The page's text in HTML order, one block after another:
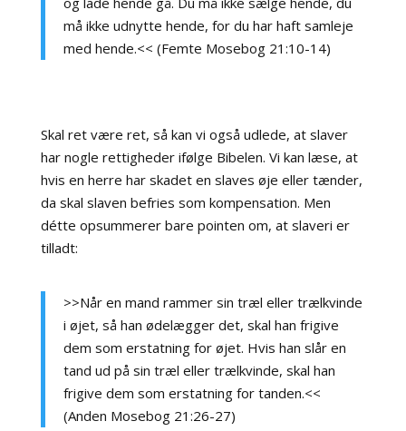
må ikke udnytte hende, for du har haft samleje
med hende.<< (Femte Mosebog 21:10-14)
Skal ret være ret, så kan vi også udlede, at slaver
har nogle rettigheder ifølge Bibelen. Vi kan læse, at
hvis en herre har skadet en slaves øje eller tænder,
da skal slaven befries som kompensation. Men
détte opsummerer bare pointen om, at slaveri er
tilladt:
>>Når en mand rammer sin træl eller trælkvinde
i øjet, så han ødelægger det, skal han frigive
dem som erstatning for øjet. Hvis han slår en
tand ud på sin træl eller trælkvinde, skal han
frigive dem som erstatning for tanden.<<
(Anden Mosebog 21:26-27)